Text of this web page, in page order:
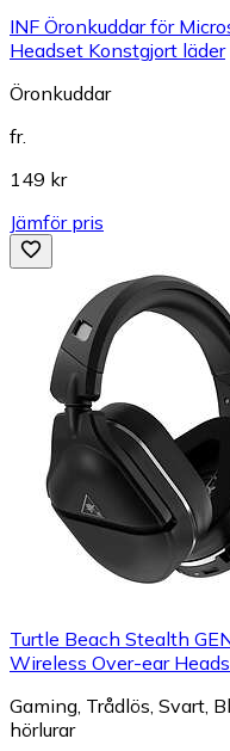
INF Öronkuddar för
Headset Konstgjort läder
Öronkuddar
fr.
149 kr
Jämför pris
Turtle Beach Stealth
Wireless Over-ear
Gaming, Trådlös, Svart,
hörlurar